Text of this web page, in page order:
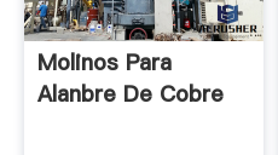
Molinos Para
Alanbre De Cobre